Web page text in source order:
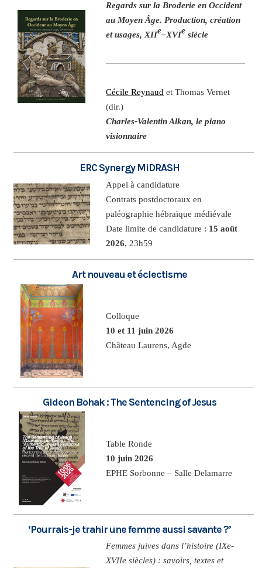
Regards sur la Broderie en Occident
au Moyen Âge. Production, création
et usages, XIIe–XVIe siècle
Cécile Reynaud et Thomas Vernet
(dir.)
Charles-Valentin Alkan, le piano
visionnaire
ERC Synergy MiDRASH
Appel à candidature
Contrats postdoctoraux en
paléographie hébraïque médiévale
Date limite de candidature : 15 août
2026, 23h59
Art nouveau et éclectisme
Colloque
10 et 11 juin 2026
Château Laurens, Agde
Gideon Bohak : The Sentencing of Jesus
Table Ronde
10 juin 2026
EPHE Sorbonne – Salle Delamarre
‘Pourrais-je trahir une femme aussi savante ?’
Femmes juives dans l’histoire (IXe-
XVIIe siècles) : savoirs, textes et